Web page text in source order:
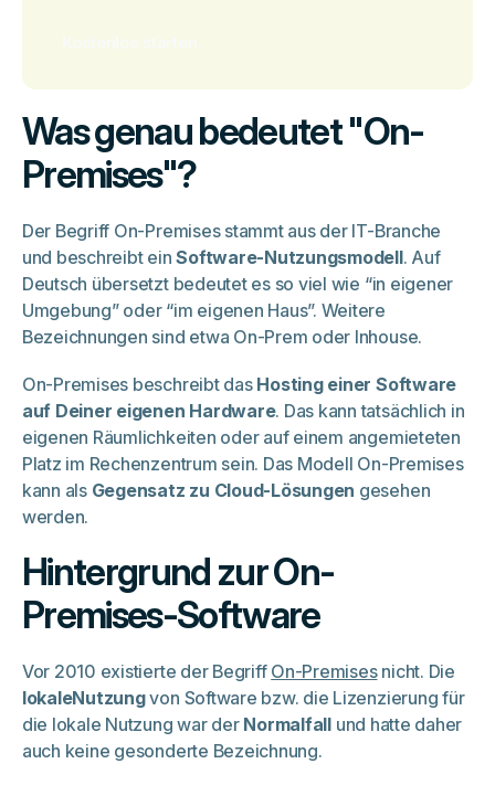
Was genau bedeutet "On-
Premises"?
Der Begriff On-Premises stammt aus der IT-Branche
und beschreibt einSoftware-Nutzungsmodell. Auf
Deutsch übersetzt bedeutet es so viel wie “in eigener
Umgebung” oder “im eigenen Haus”. Weitere
Bezeichnungen sind etwa On-Prem oder Inhouse.
On-Premises beschreibt das Hosting einer Software
auf Deiner eigenen Hardware. Das kann tatsächlich in
eigenen Räumlichkeiten oder auf einem angemieteten
Platz im Rechenzentrum sein. Das Modell On-Premises
kann als Gegensatz zu Cloud-Lösungen gesehen
werden.
Hintergrund zur On-
Premises-Software
Vor 2010 existierte der Begriff On-Premisesnicht. Die
lokaleNutzungvon Software bzw. die Lizenzierung für
die lokale Nutzung war der Normalfallund hatte daher
auch keine gesonderte Bezeichnung.